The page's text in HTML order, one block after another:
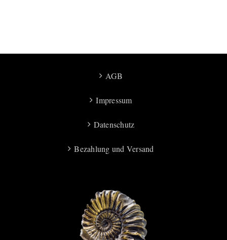
AGB
Impressum
Datenschutz
Bezahlung und Versand